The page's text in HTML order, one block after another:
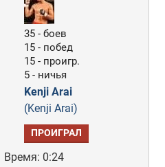
35 - боев
15 - побед
15 - проигр.
5 - ничья
Kenji Arai
(Kenji Arai)
ПРОИГРАЛ
Время: 0:24